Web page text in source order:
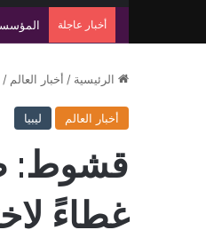
أخبار عاجلة بلدية
الرئيسية / أخبار العالم /
أخبار العالم ليبيا
قشوط:
غطاءً